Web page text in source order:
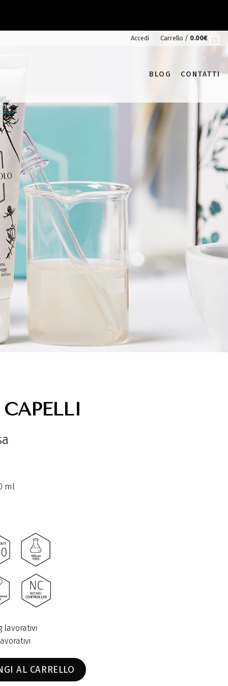
Accedi Carrello / 0.00€ 0
BLOG CONTATTI
ml
lavorativi
AL CARRELLO